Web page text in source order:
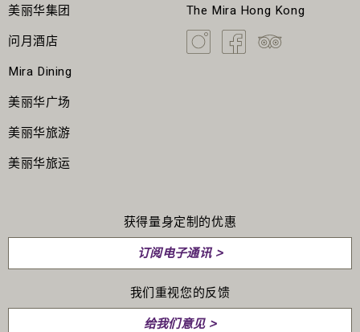
美丽华集团
问月酒店
Mira Dining
美丽华广场
美丽华旅游
美丽华旅运
The Mira Hong Kong
获得量身定制的优惠
订阅电子通讯 >
我们重视您的反馈
给我们意见 >